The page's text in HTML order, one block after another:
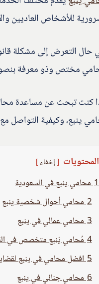
للأشخاص العاديين
حال التعرض إلى مشكلة
مختص وذو معرفة
كنت تبحث عن مساعدة
ينبع، وكيفية التواصل
المحتويات إخفاء
1 محامي ينبع في السعودية
2 محامي أحوال شخصية ينبع
3 محامي عمالي في ينبع
4 مُحامي يَنبع متخصص في
5 افضل محامي في ينبع
6 محامي جنائي في ينبع